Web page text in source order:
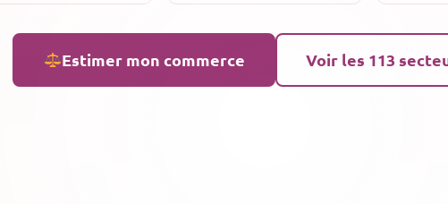
Estimer mon commerce Voir les 113